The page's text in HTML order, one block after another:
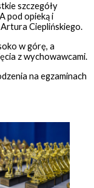
szczegóły
pod opieką i
Cieplińskiego.
w górę, a
z wychowawcami.
na egzaminach